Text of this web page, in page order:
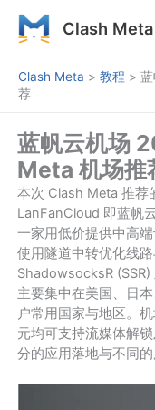
Clash Meta
Clash Meta > 教程 >
荐
蓝帆云机场
Meta 机场推
本次 Clash Meta 推荐
LanFanCloud 即蓝帆
一家用低价提供中高
使用隧道中转优化线
ShadowsocksR
主要集中在美国、日
户常用国家与地区。
元均可支持流媒体解
分的应用落地与不同